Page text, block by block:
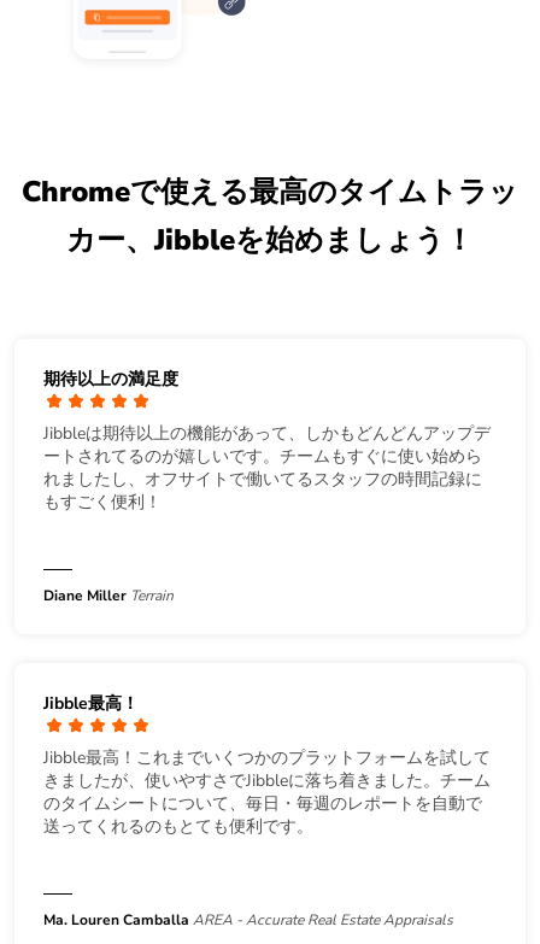
Chromeで使える最高のタイムトラッ
カー、Jibbleを始めましょう！
期待以上の満足度
Jibbleは期待以上の機能があって、しかもどんどんアップデ
ートされてるのが嬉しいです。チームもすぐに使い始めら
れましたし、オフサイトで働いてるスタッフの時間記録に
もすごく便利！
Diane Miller Terrain
Jibble最高！
Jibble最高！これまでいくつかのプラットフォームを試して
きましたが、使いやすさでJibbleに落ち着きました。チーム
のタイムシートについて、毎日・毎週のレポートを自動で
送ってくれるのもとても便利です。
Ma. Louren Camballa AREA - Accurate Real Estate Appraisals